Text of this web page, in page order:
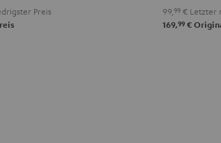
Preis 99, 99 € Letzter
169,99 €